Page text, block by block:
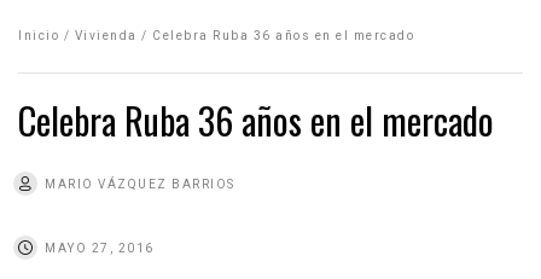
Inicio / Vivienda / Celebra Ruba 36 años en el mercado
Celebra Ruba 36 años en el mercado
MARIO VÁZQUEZ BARRIOS
MAYO 27, 2016